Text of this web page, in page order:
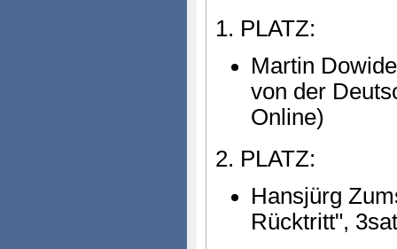
1. PLATZ:
Martin
von der
Online)
2. PLATZ:
Hansjürg
Rücktritt",